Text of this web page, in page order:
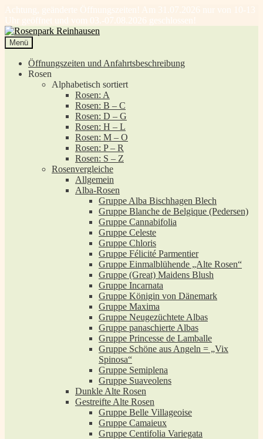
Achtung, geänderte Öffnungszeiten! Am 31.07.2026 nur von 10-13
Uhr geöffnet und vom 03.-07.08.2026 geschlossen!
Zur
Navigation
springen
Zum
Inhalt
springen
Menü
Öffnungszeiten und Anfahrtsbeschreibung
Rosen
Alphabetisch sortiert
Rosen: A
Rosen: B – C
Rosen: D – G
Rosen: H – L
Rosen: M – O
Rosen: P – R
Rosen: S – Z
Rosenvergleiche
Allgemein
Alba-Rosen
Gruppe Alba Bischhagen Blech
Gruppe Blanche de Belgique (Pedersen)
Gruppe Cannabifolia
Gruppe Celeste
Gruppe Chloris
Gruppe Félicité Parmentier
Gruppe Einmalblühende „Alte Rosen“
Gruppe (Great) Maidens Blush
Gruppe Incarnata
Gruppe Königin von Dänemark
Gruppe Maxima
Gruppe Neugezüchtete Albas
Gruppe panaschierte Albas
Gruppe Princesse de Lamballe
Gruppe Schöne aus Angeln = „Vix
Spinosa“
Gruppe Semiplena
Gruppe Suaveolens
Dunkle Alte Rosen
Gestreifte Alte Rosen
Gruppe Belle Villageoise
Gruppe Camaieux
Gruppe Centifolia Variegata